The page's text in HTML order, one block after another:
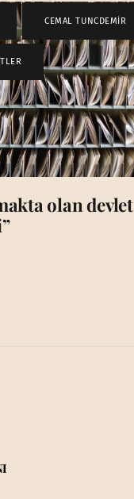
, CEMAL TUNCDEMİR
olan devlet